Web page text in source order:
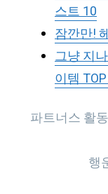
스트 10
잠깐만!
그냥 지
이템
파트너스 활
행